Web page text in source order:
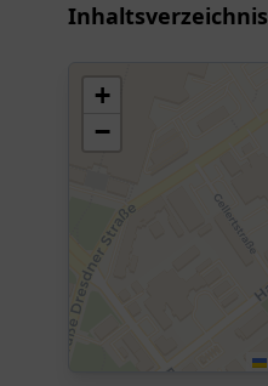
Inhaltsverzeichnis
+
−